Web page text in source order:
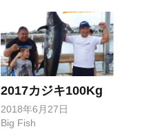
2017カジキ100Kg
2018年6月27日
Big Fish